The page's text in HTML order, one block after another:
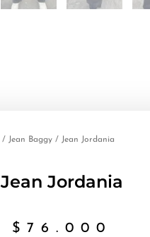
/ Jean Baggy / Jean Jordania
Jean Jordania
$ 76.000